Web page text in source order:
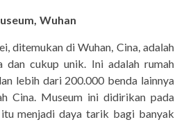
Wuhan
ditemukan di Wuhan, Cina, adalah
dan cukup unik. Ini adalah rumah
lebih dari 200.000 benda lainnya
Cina. Museum ini didirikan pada
menjadi daya tarik bagi banyak